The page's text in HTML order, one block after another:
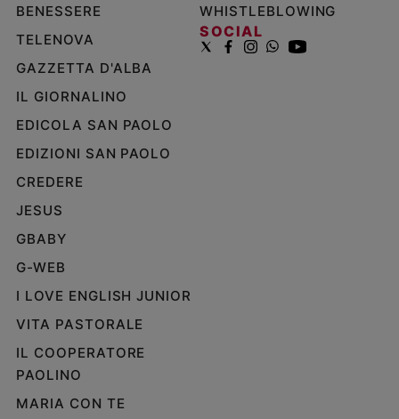
BENESSERE
TELENOVA
GAZZETTA D'ALBA
IL GIORNALINO
EDICOLA SAN PAOLO
EDIZIONI SAN PAOLO
CREDERE
JESUS
GBABY
G-WEB
I LOVE ENGLISH JUNIOR
VITA PASTORALE
IL COOPERATORE
PAOLINO
MARIA CON TE
WHISTLEBLOWING
SOCIAL